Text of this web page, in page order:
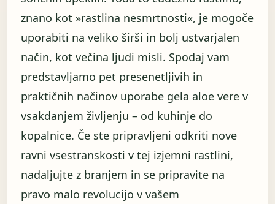
znano kot »rastlina nesmrtnosti«, je mogoče
uporabiti na veliko širši in bolj ustvarjalen
način, kot večina ljudi misli. Spodaj vam
predstavljamo pet presenetljivih in
praktičnih načinov uporabe gela aloe vere v
vsakdanjem življenju – od kuhinje do
kopalnice. Če ste pripravljeni odkriti nove
ravni vsestranskosti v tej izjemni rastlini,
nadaljujte z branjem in se pripravite na
pravo malo revolucijo v vašem